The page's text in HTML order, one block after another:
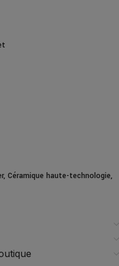
Céramique haute-technologie,